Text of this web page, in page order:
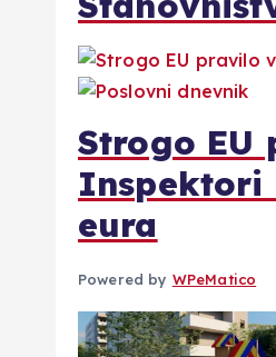
Strogo
Inspektori
eura
Powered by WPeMatico